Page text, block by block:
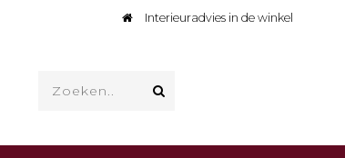
Interieuradvies in de winkel